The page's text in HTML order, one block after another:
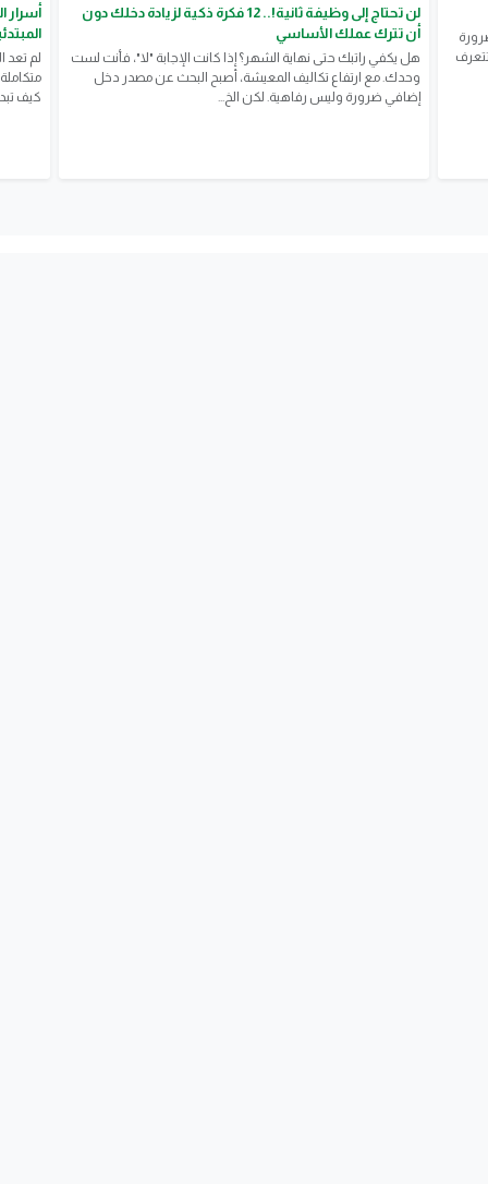
لن تحتاج إلى وظيفة ثانية!.. 12 فكرة ذكية لزيادة دخلك دون
أن تترك عملك الأساسي
هل يكفي راتبك حتى نهاية الشهر؟ إذا كانت الإجابة "لا"، فأنت لست
وحدك. مع ارتفاع تكاليف المعيشة، أصبح البحث عن مصدر دخل
إضافي ضرورة وليس رفاهية. لكن الخ...
لم تعد
كيف